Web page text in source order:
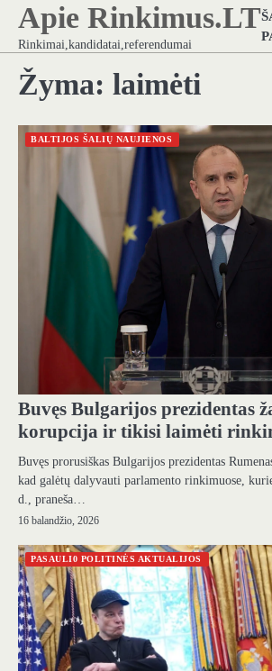
Skip
content
Apie Rinkimus.LT
Rinkimai,kandidatai,referendumai
Žyma: laimėti
BALTIJOS ŠALIŲ NAUJIENOS
Buvęs Bulgarijos prezidentas
korupcija ir tikisi laimėti
Buvęs prorusiškas Bulgarijos prezidentas
kad galėtų dalyvauti parlamento rinkimuose,
d., praneša…
16 balandžio, 2026
PASAULI0 POLITINĖS AKTUALIJOS